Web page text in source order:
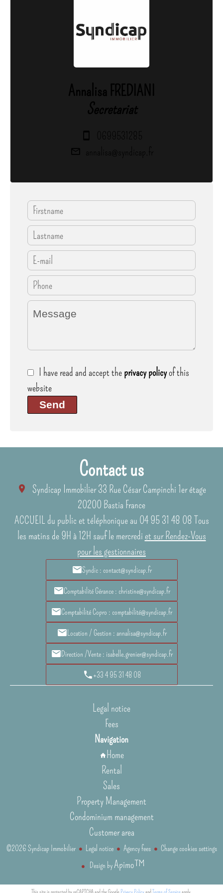
Annalisa FREDIANI
Secretariat
0699531285
annalisa@syndicap.fr
I have read and accept theprivacy policyof this
website
Send
Contact us
Syndicap Immobilier33 Rue César Campinchi 1er étage
20200 Bastia France
ACCUEIL du public et téléphonique au 04 95 31 48 08 Tous
les matins de 9H à 12H sauf le mercredi et sur Rendez-Vous
pour les gestionnaires
Syndic : contact@syndicap.fr
Comptabilité Gérance : christine@syndicap.fr
Comptabilité Copro : comptabilité@syndicap.fr
Location / Gestion : annalisa@syndicap.fr
Direction /Vente : isabelle.grenier@syndicap.fr
+33 4 95 31 48 08
Legal notice
Fees
Navigation
Home
Rental
Sales
Property Management
Condominium management
Customer area
©2026 Syndicap Immobilier Legal notice Agency fees
Change cookies settings
Design byApimo™
This site is protected by reCAPTCHA and the Google Privacy Policyand Terms of Serviceapply.